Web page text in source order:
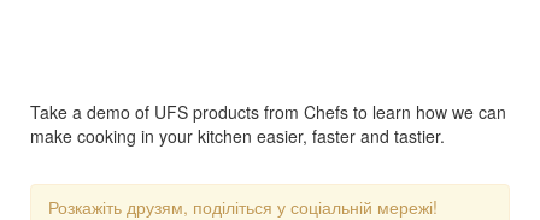
Take a demo of UFS products from Chefs to learn how we can
make cooking in your kitchen easier, faster and tastier.
Розкажіть друзям, поділіться у соціальній мережі!